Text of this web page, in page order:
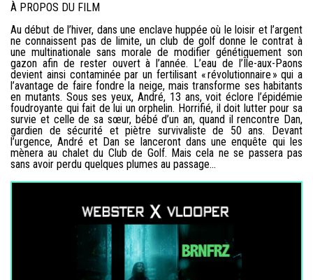
À PROPOS DU FILM
Au début de l’hiver, dans une enclave huppée où le loisir et l’argent
ne connaissent pas de limite, un club de golf donne le contrat à
une multinationale sans morale de modifier génétiquement son
gazon afin de rester ouvert à l’année. L’eau de l’Île-aux-Paons
devient ainsi contaminée par un fertilisant « révolutionnaire » qui a
l’avantage de faire fondre la neige, mais transforme ses habitants
en mutants. Sous ses yeux, André, 13 ans, voit éclore l’épidémie
foudroyante qui fait de lui un orphelin. Horrifié, il doit lutter pour sa
survie et celle de sa sœur, bébé d’un an, quand il rencontre Dan,
gardien de sécurité et piètre survivaliste de 50 ans. Devant
l’urgence, André et Dan se lanceront dans une enquête qui les
mènera au chalet du Club de Golf. Mais cela ne se passera pas
sans avoir perdu quelques plumes au passage…